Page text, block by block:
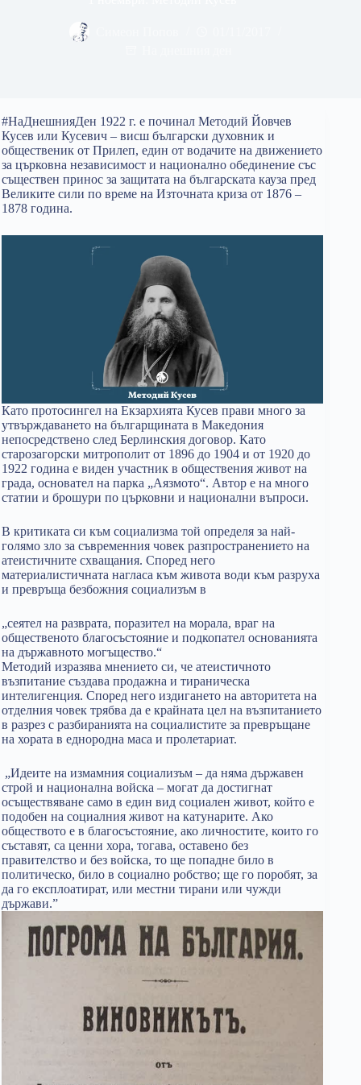
#НаДнешнияДен 1922 г. е починал Методий Йовчев
Кусев или Кусевич – висш български духовник и
общественик от Прилеп, един от водачите на движението
за църковна независимост и национално обединение със
съществен принос за защитата на българската кауза пред
Великите сили по време на Източната криза от 1876 –
1878 година.
Като протосингел на Екзархията Кусев прави много за
утвърждаването на българщината в Македония
непосредствено след Берлинския договор. Като
старозагорски митрополит от 1896 до 1904 и от 1920 до
1922 година е виден участник в обществения живот на
града, основател на парка „Аязмото“. Автор е на много
статии и брошури по църковни и национални въпроси.
В критиката си към социализма той определя за най-
голямо зло за съвременния човек разпространението на
атеистичните схващания. Според него
материалистичната нагласа към живота води към разруха
и превръща безбожния социализъм в
„сеятел на разврата, поразител на морала, враг на
общественото благосъстояние и подкопател основанията
на държавното могъщество.“
Методий изразява мнението си, че атеистичното
възпитание създава продажна и тираническа
интелигенция. Според него издигането на авторитета на
отделния човек трябва да е крайната цел на възпитанието
в разрез с разбиранията на социалистите за превръщане
на хората в еднородна маса и пролетариат.
„Идеите на измамния социализъм – да няма държавен
строй и национална войска – могат да достигнат
осъществяване само в един вид социален живот, който е
подобен на социалния живот на катунарите. Ако
обществото е в благосъстояние, ако личностите, които го
съставят, са ценни хора, тогава, оставено без
правителство и без войска, то ще попадне било в
политическо, било в социално робство; ще го поробят, за
да го експлоатират, или местни тирани или чужди
държави.”